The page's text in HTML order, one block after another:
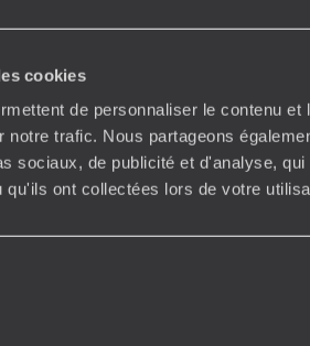
cookies
de personnaliser le contenu
notre trafic. Nous partageons
sociaux, de publicité et d'analyse,
qu'ils ont collectées lors de votre
Plan du site
confidentialité et de Cookies
légale et CGU